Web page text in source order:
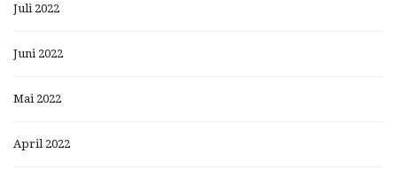
Juli 2022
Juni 2022
Mai 2022
April 2022